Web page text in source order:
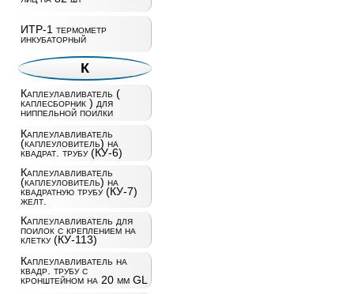
ИТР-1 термометр
инкубаторный
К
Каплеулавливатель (
каплесборник ) для
ниппельной поилки
Каплеулавливатель
(каплеуловитель) на
квадрат. трубу (КУ-6)
Каплеулавливатель
(каплеуловитель) на
квадратную трубу (КУ-7)
желт.
Каплеулавливатель для
поилок с креплением на
клетку (КУ-113)
Каплеулавливатель на
квадр. трубу с
кронштейном на 20 мм GL